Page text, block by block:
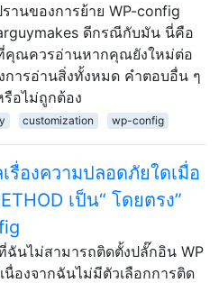
านของการย้าย WP-config
ดีกรณีกับมัน นี่คือ
คุณควรอ่านหากคุณยังใหม่ต่อ
การอ่านสิ่งทั้งหมด คำตอบอื่น ๆ
อไม่ถูกต้อง
customization wp-config
รื่องความปลอดภัยใดเมื่อ
เป็น“ โดยตรง”
นไม่สามารถติดตั้งปลั๊กอิน WP
นื่องจากฉันไม่มีตัวเลือกการติด